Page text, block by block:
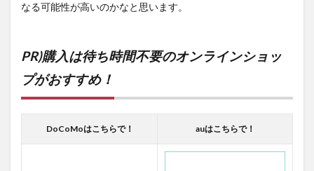
なる可能性が高いのかなと思います。
PR)購入は待ち時間不要のオンラインショッ
プがおすすめ！
DoCoMoはこちらで！ auはこちらで！